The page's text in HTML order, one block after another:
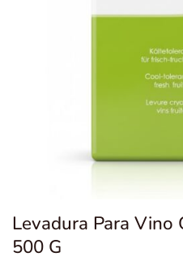
Levadura Para Vino
500 G